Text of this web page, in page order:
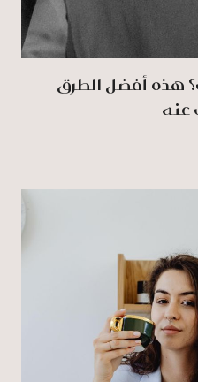
هذه أفضل الطرق
عنه